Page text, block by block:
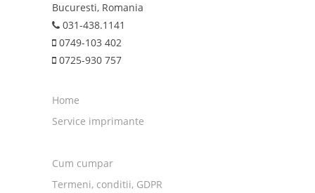
Bucuresti, Romania
031-438.1141
0749-103 402
0725-930 757
Home
Service imprimante
Cum cumpar
Termeni, conditii, GDPR